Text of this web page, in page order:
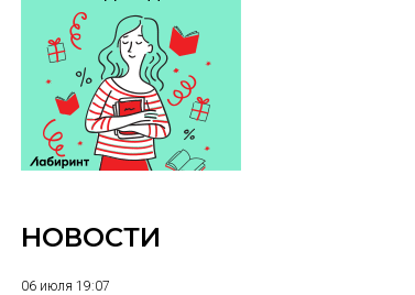
НОВОСТИ
06 июля 19:07